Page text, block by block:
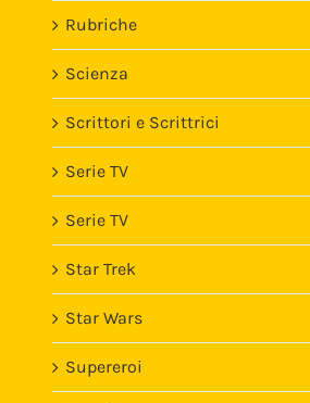
Rubriche
Scienza
Scrittori e Scrittrici
Serie TV
Serie TV
Star Trek
Star Wars
Supereroi